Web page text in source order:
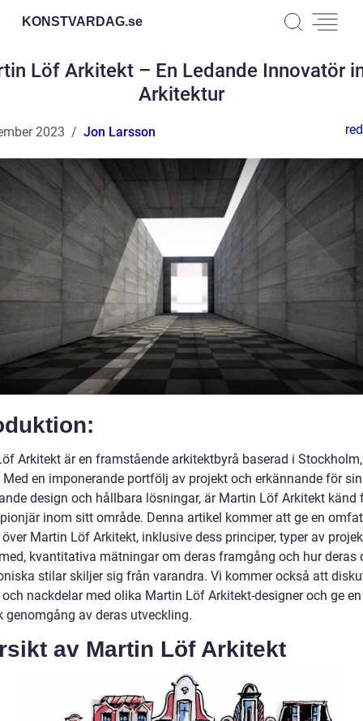
KONSTVARDAG.se
Löf Arkitekt – En Ledande Innovatör
Arkitektur
2023 Jon Larsson
Arkitekt är en framstående arkitektbyrå baserad i Stockholm,
Med en imponerande portfölj av projekt och erkännande för sin
design och hållbara lösningar, är Martin Löf Arkitekt känd
inom sitt område. Denna artikel kommer att ge en
Martin Löf Arkitekt, inklusive dess principer, typer av
kvantitativa mätningar om deras framgång och hur deras
stilar skiljer sig från varandra. Vi kommer också att
nackdelar med olika Martin Löf Arkitekt-designer och ge en
genomgång av deras utveckling.
av Martin Löf Arkitekt